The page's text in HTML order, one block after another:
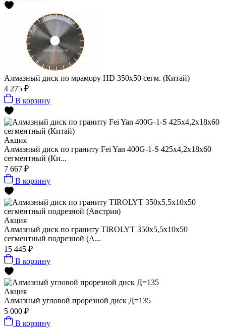
Алмазный диск по мрамору HD 350x50 сегм. (Китай)
4 275 ₽
В корзину
Акция
Алмазный диск по граниту Fei Yan 400G-1-S 425x4,2x18x60
сегментный (Ки...
7 667 ₽
В корзину
Акция
Алмазный диск по граниту TIROLYT 350x5,5x10x50
сегментный подрезной (А...
15 445 ₽
В корзину
Акция
Алмазный угловой прорезной диск Д=135
5 000 ₽
В корзину